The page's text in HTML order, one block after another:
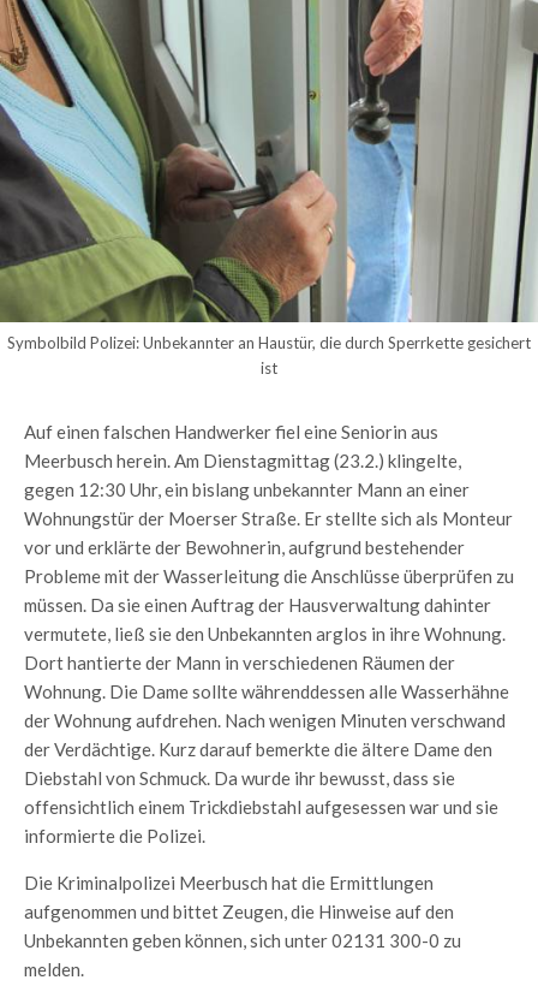
Symbolbild Polizei: Unbekannter an Haustür, die durch Sperrkette gesichert
ist
Auf einen falschen Handwerker fiel eine Seniorin aus
Meerbusch herein. Am Dienstagmittag (23.2.) klingelte,
gegen 12:30 Uhr, ein bislang unbekannter Mann an einer
Wohnungstür der Moerser Straße. Er stellte sich als Monteur
vor und erklärte der Bewohnerin, aufgrund bestehender
Probleme mit der Wasserleitung die Anschlüsse überprüfen zu
müssen. Da sie einen Auftrag der Hausverwaltung dahinter
vermutete, ließ sie den Unbekannten arglos in ihre Wohnung.
Dort hantierte der Mann in verschiedenen Räumen der
Wohnung. Die Dame sollte währenddessen alle Wasserhähne
der Wohnung aufdrehen. Nach wenigen Minuten verschwand
der Verdächtige. Kurz darauf bemerkte die ältere Dame den
Diebstahl von Schmuck. Da wurde ihr bewusst, dass sie
offensichtlich einem Trickdiebstahl aufgesessen war und sie
informierte die Polizei.
Die Kriminalpolizei Meerbusch hat die Ermittlungen
aufgenommen und bittet Zeugen, die Hinweise auf den
Unbekannten geben können, sich unter 02131 300-0 zu
melden.